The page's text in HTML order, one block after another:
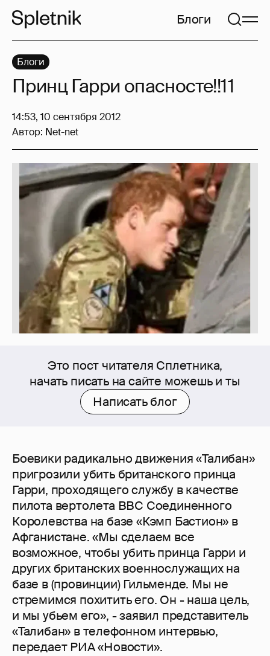
Блоги
Это пост читателя Сплетника,
начать писать на сайте можешь и ты
Написать блог
Боевики радикально движения «Талибан»
пригрозили убить британского принца
Гарри, проходящего службу в качестве
пилота вертолета ВВС Соединенного
Королевства на базе «Кэмп Бастион» в
Афганистане. «Мы сделаем все
возможное, чтобы убить принца Гарри и
других британских военнослужащих на
базе в (провинции) Гильменде. Мы не
стремимся похитить его. Он - наша цель,
и мы убьем его», - заявил представитель
«Талибан» в телефонном интервью,
передает РИА «Новости».
Блоги
Принц Гарри опасносте!!11
14:53, 10 сентября 2012
Автор: Net-net